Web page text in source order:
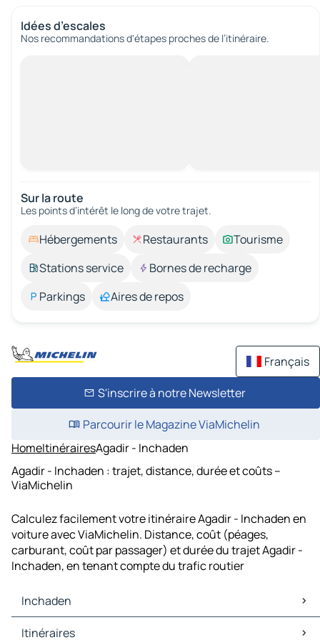
Idées d’escales
Nos recommandations d'étapes proches de l’itinéraire.
Sur la route
Les points d’intérêt le long de votre trajet.
Hébergements Restaurants
Tourisme
Stations service
Bornes de recharge
Parkings
Aires de repos
Français
S'inscrire à notre Newsletter
Parcourir le Magazine ViaMichelin
HomeItinérairesAgadir - Inchaden
Agadir - Inchaden : trajet, distance, durée et coûts –
ViaMichelin
Calculez facilement votre itinéraire Agadir - Inchaden en
voiture avec ViaMichelin. Distance, coût (péages,
carburant, coût par passager) et durée du trajet Agadir -
Inchaden, en tenant compte du trafic routier
Inchaden
Inchaden Cartes et plans
Itinéraires